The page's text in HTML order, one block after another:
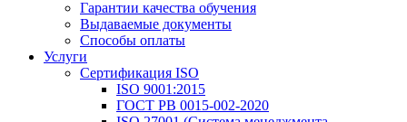
Гарантии качества обучения
Выдаваемые документы
Способы оплаты
Услуги
Сертификация ISO
ISO 9001:2015
ГОСТ РВ 0015-002-2020